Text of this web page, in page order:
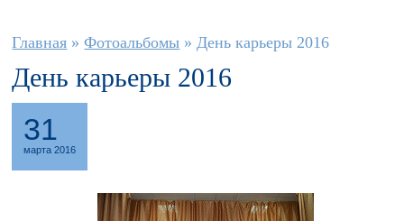
Вы здесь
Главная » Фотоальбомы » День карьеры 2016
День карьеры 2016
31
марта 2016